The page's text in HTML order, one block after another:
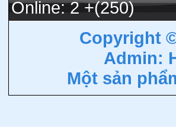
Online: 2+(250)
Copyright
Admin:
Một sản